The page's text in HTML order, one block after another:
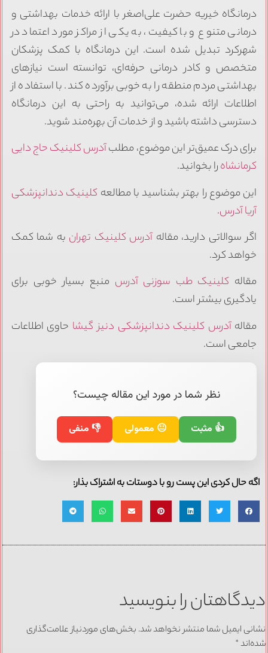
درمانگاه خیریه حضرت علی‌اصغر با ارائه خدمات بهداشتی و
درمانی متنوع و با کیفیت، به یکی از مراکز مورد اعتماد در
شهرکرد تبدیل شده است. این درمانگاه با کمک پزشکان
متخصص و کادر درمانی حرفه‌ای، توانسته است نیازهای
بهداشتی مردم منطقه را به خوبی برآورده کند. با استفاده از
اطلاعات ارائه شده، می‌توانید به راحتی به این درمانگاه
دسترسی داشته باشید و از خدمات آن بهره‌مند شوید.
برای درک عمیق‌تر این موضوع، مطلبآدرس کلینیک حاج دایی
کرمانشاهرا بخوانید.
این موضوع را بهتر بشناسید با مطالعه کلینیک دندانپزشکی
آریا آدرس.
اگر سوالاتی دارید، مقاله آدرس کلینیک تهرانبه شما کمک
خواهد کرد.
مقاله کلینیک طب سوزنی آدرسمنبع بسیار خوبی برای
یادگیری بیشتر است.
مقالهآدرس کلینیک دندانپزشکی دنیز گیشاحاوی اطلاعات
جامعی است.
نظر شما در مورد این مقاله چیست؟
👍 مثبت 😐 معمولی 👎 منفی
اگه حال کردی این پست رو با دوستات به اشتراک بذار:
دیدگاهتان را بنویسید
نشانی ایمیل شما منتشر نخواهد شد. بخش‌های موردنیاز علامت‌گذاری
شده‌اند*